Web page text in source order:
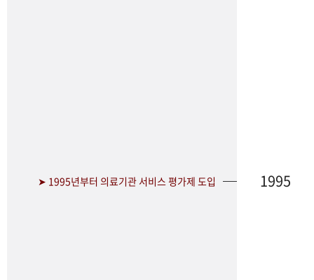
➤ 1995년부터 의료기관 서비스 평가제 도입 1995